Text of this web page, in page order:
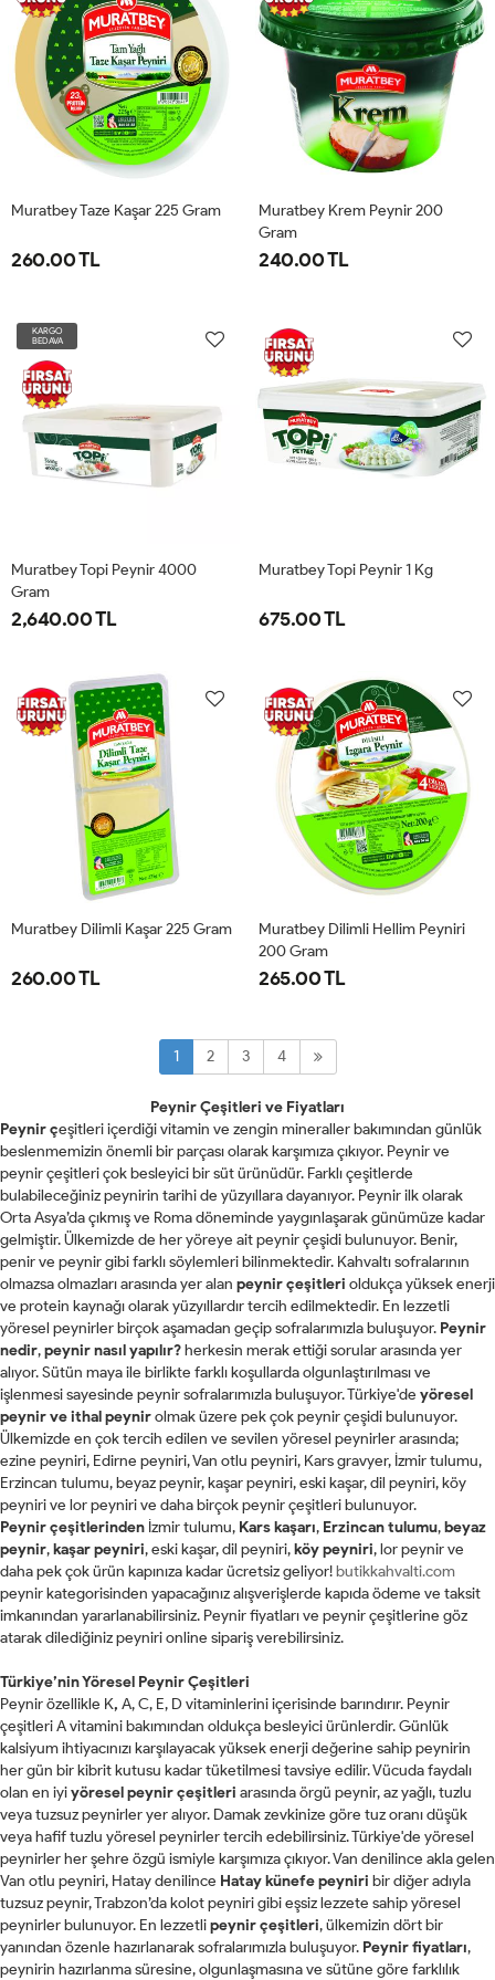
Muratbey Taze Kaşar 225 Gram
260.00 TL
Muratbey Krem Peynir 200
Gram
240.00 TL
KARGO
BEDAVA
Muratbey Topi Peynir 4000
Gram
2,640.00 TL
Muratbey Topi Peynir 1 Kg
675.00 TL
Muratbey Dilimli Kaşar 225 Gram
260.00 TL
Muratbey Dilimli Hellim Peyniri
200 Gram
265.00 TL
1 2 3 4
Peynir Çeşitleri ve Fiyatları
Peynir çeşitleri içerdiği vitamin ve zengin mineraller bakımından günlük
beslenmemizin önemli bir parçası olarak karşımıza çıkıyor. Peynir ve
peynir çeşitleri çok besleyici bir süt ürünüdür. Farklı çeşitlerde
bulabileceğiniz peynirin tarihi de yüzyıllara dayanıyor. Peynir ilk olarak
Orta Asya’da çıkmış ve Roma döneminde yaygınlaşarak günümüze kadar
gelmiştir. Ülkemizde de her yöreye ait peynir çeşidi bulunuyor. Benir,
penir ve peynir gibi farklı söylemleri bilinmektedir. Kahvaltı sofralarının
olmazsa olmazları arasında yer alan peynir çeşitleri oldukça yüksek enerji
ve protein kaynağı olarak yüzyıllardır tercih edilmektedir. En lezzetli
yöresel peynirler birçok aşamadan geçip sofralarımızla buluşuyor. Peynir
nedir,peynir nasıl yapılır?herkesin merak ettiği sorular arasında yer
alıyor. Sütün maya ile birlikte farklı koşullarda olgunlaştırılması ve
işlenmesi sayesinde peynir sofralarımızla buluşuyor. Türkiye'de yöresel
peynirveithal peynirolmak üzere pek çok peynir çeşidi bulunuyor.
Ülkemizde en çok tercih edilen ve sevilen yöresel peynirler arasında;
ezine peyniri, Edirne peyniri, Van otlu peyniri, Kars gravyer, İzmir tulumu,
Erzincan tulumu, beyaz peynir, kaşar peyniri, eski kaşar, dil peyniri, köy
peyniri ve lor peyniri ve daha birçok peynir çeşitleri bulunuyor.
Peynirçeşitlerinden İzmir tulumu, Kars kaşarı, Erzincan tulumu,beyaz
peynir,kaşar peyniri, eski kaşar, dil peyniri,köy peyniri, lor peynir ve
daha pek çok ürün kapınıza kadar ücretsiz geliyor!butikkahvalti.com
peynir kategorisinden yapacağınız alışverişlerde kapıda ödeme ve taksit
imkanından yararlanabilirsiniz. Peynir fiyatları ve peynir çeşitlerine göz
atarak dilediğiniz peyniri online sipariş verebilirsiniz.
Türkiye’nin Yöresel Peynir Çeşitleri
Peynir özellikle K, A, C, E, D vitaminlerini içerisinde barındırır. Peynir
çeşitleri A vitamini bakımından oldukça besleyici ürünlerdir. Günlük
kalsiyum ihtiyacınızı karşılayacak yüksek enerji değerine sahip peynirin
her gün bir kibrit kutusu kadar tüketilmesi tavsiye edilir. Vücuda faydalı
olan en iyiyöresel peynir çeşitleri arasında örgü peynir, az yağlı, tuzlu
veya tuzsuz peynirler yer alıyor. Damak zevkinize göre tuz oranı düşük
veya hafif tuzlu yöresel peynirler tercih edebilirsiniz. Türkiye'de yöresel
peynirler her şehre özgü ismiyle karşımıza çıkıyor. Van denilince akla gelen
Van otlu peyniri, Hatay denilince Hatay künefe peyniri bir diğer adıyla
tuzsuz peynir, Trabzon’da kolot peyniri gibi eşsiz lezzete sahip yöresel
peynirler bulunuyor. En lezzetlipeynir çeşitleri, ülkemizin dört bir
yanından özenle hazırlanarak sofralarımızla buluşuyor. Peynir fiyatları,
peynirin hazırlanma süresine, olgunlaşmasına ve sütüne göre farklılık